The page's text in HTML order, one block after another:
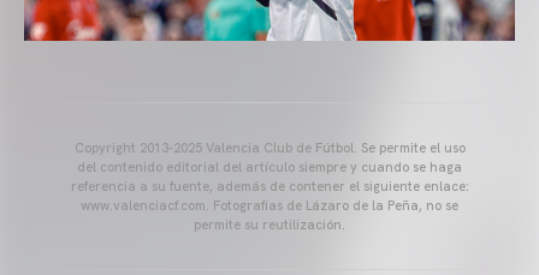
Copyright 2013-2025 Valencia Club de Fútbol. Se permite el uso
del contenido editorial del artículo siempre y cuando se haga
referencia a su fuente, además de contener el siguiente enlace:
www.valenciacf.com. Fotografías de Lázaro de la Peña, no se
permite su reutilización.